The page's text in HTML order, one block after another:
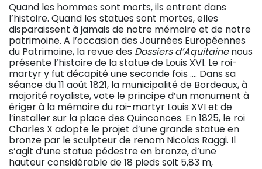
Quand les hommes sont morts, ils entrent dans
l’histoire. Quand les statues sont mortes, elles
disparaissent à jamais de notre mémoire et de notre
patrimoine. A l’occasion des Journées Européennes
du Patrimoine, la revue des Dossiers d’Aquitainenous
présente l’histoire de la statue de Louis XVI. Le roi-
martyr y fut décapité une seconde fois …. Dans sa
séance du 11 août 1821, la municipalité de Bordeaux, à
majorité royaliste, vote le principe d’un monument à
ériger à la mémoire du roi-martyr Louis XVI et de
l’installer sur la place des Quinconces. En 1825, le roi
Charles X adopte le projet d’une grande statue en
bronze par le sculpteur de renom Nicolas Raggi. Il
s’agit d’une statue pédestre en bronze, d’une
hauteur considérable de 18 pieds soit 5,83 m,